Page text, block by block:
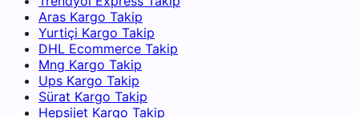
Aras Kargo Takip
Yurtiçi Kargo Takip
DHL Ecommerce Takip
Mng Kargo Takip
Ups Kargo Takip
Sürat Kargo Takip
Hepsijet Kargo Takip